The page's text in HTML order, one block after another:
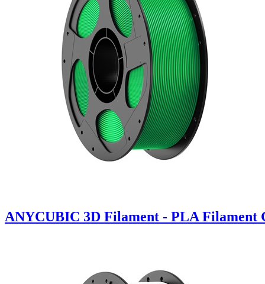
ANYCUBIC 3D Filament - PLA Filament